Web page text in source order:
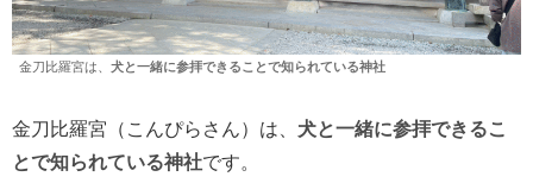
金刀比羅宮は、 犬と一緒に参拝できることで知られている神社
金刀比羅宮（こんぴらさん）は、 犬と一緒に参拝できるこ
とで知られている神社です。